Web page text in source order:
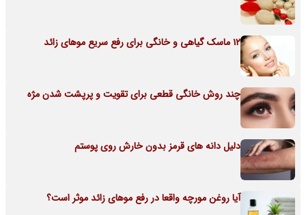
12 ماسک گیاهی و خانگی برای رفع سریع موهای زائد
چند روش خانگی قطعی برای تقویت و پرپشت شدن مژه
دلیل دانه های قرمز بدون خارش روی پوستم
آیا روغن مورچه واقعا در رفع موهای زائد موثر است؟